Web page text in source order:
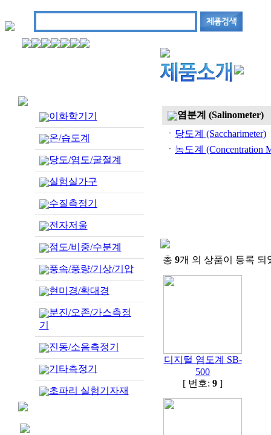
이화학기기
온/습도계
당도/염도/굴절계
실험실가구
수질측정기
전자저울
점도/비중/수분계
풍속/풍량/기상/기압
현미경/확대경
분진/오존/가스측정
기
진동/소음측정기
기타측정기
초파리 실험기자재
염분계 (Salinometer)
ㆍ 당도계 (Saccharimeter)
ㆍ 농도계 (Concentration
총 9개 의 상품이 등록 되
디지털 염도계 SB-
500
[ 번호: 9 ]